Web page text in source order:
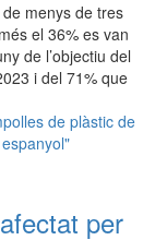
menys de tres
el 36% es van
de l’objectiu del
i del 71% que
de plàstic de
per